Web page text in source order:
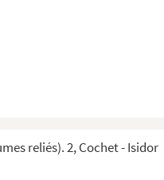
reliés). 2, Cochet - Isidor